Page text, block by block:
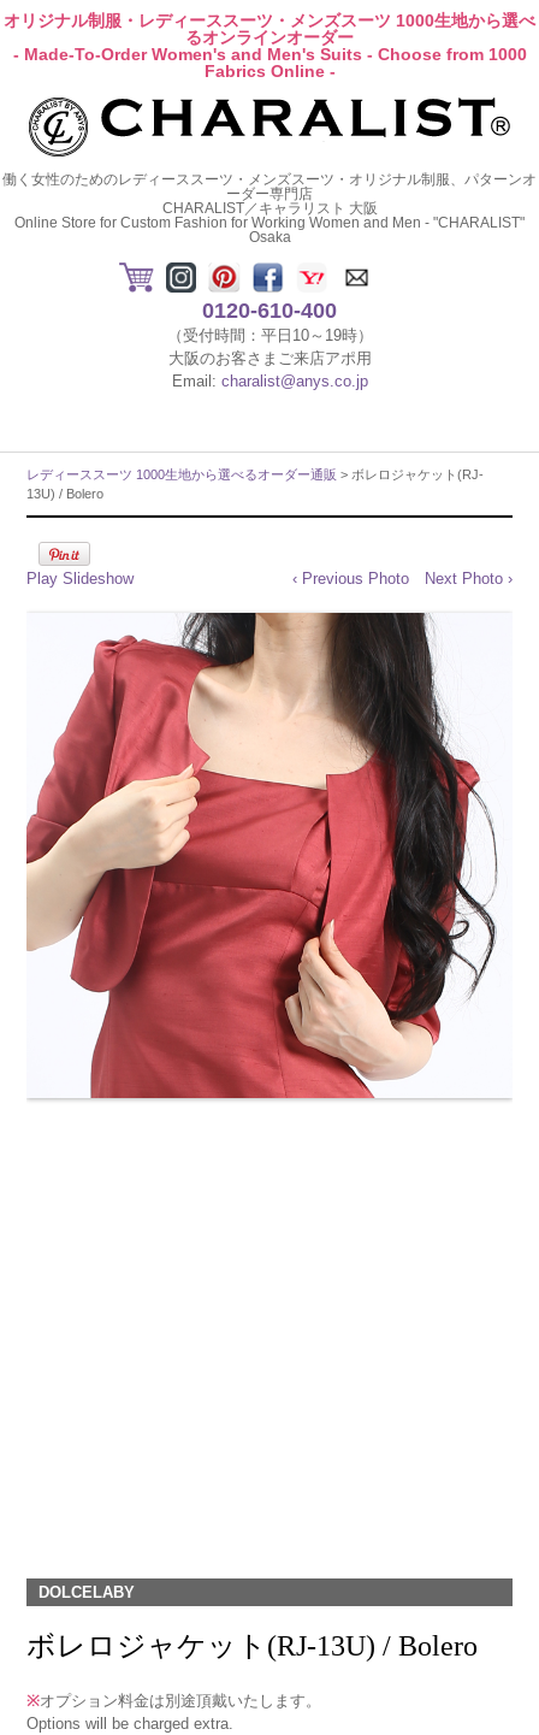
オリジナル制服・レディーススーツ・メンズスーツ 1000生地から選べ
るオンラインオーダー
- Made-To-Order Women's and Men's Suits - Choose from 1000
Fabrics Online -
働く女性のためのレディーススーツ・メンズスーツ・オリジナル制服、パターンオ
ーダー専門店
CHARALIST／キャラリスト 大阪
Online Store for Custom Fashion for Working Women and Men - "CHARALIST"
Osaka
0120-610-400
（受付時間：平日10～19時）
大阪のお客さまご来店アポ用
Email: charalist@anys.co.jp
レディーススーツ 1000生地から選べるオーダー通販 > ボレロジャケット(RJ-
13U) / Bolero
Play Slideshow ‹ Previous Photo Next Photo ›
DOLCELABY
ボレロジャケット(RJ-13U) / Bolero
※オプション料金は別途頂戴いたします。
Options will be charged extra.